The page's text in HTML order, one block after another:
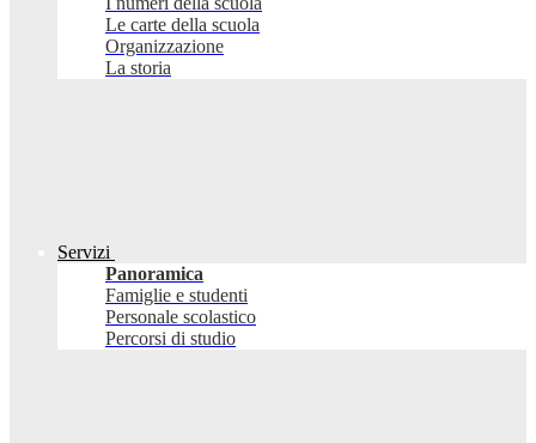
Le carte della scuola
Organizzazione
La storia
Servizi
Panoramica
Famiglie e studenti
Personale scolastico
Percorsi di studio